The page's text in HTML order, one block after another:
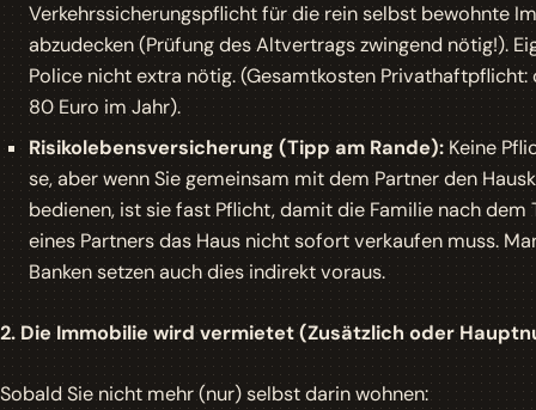
Verkehrssicherungspflicht für die rein selbst bewohnte
abzudecken (Prüfung des Altvertrags zwingend nötig!).
Police nicht extra nötig. (Gesamtkosten Privathaftpflicht:
80 Euro im Jahr).
Risikolebensversicherung (Tipp am Rande):Keine
se, aber wenn Sie gemeinsam mit dem Partner den
bedienen, ist sie fast Pflicht, damit die Familie nach dem
eines Partners das Haus nicht sofort verkaufen muss.
Banken setzen auch dies indirekt voraus.
2. Die Immobilie wird vermietet (Zusätzlich oder
Sobald Sie nicht mehr (nur) selbst darin wohnen: